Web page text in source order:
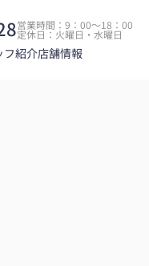
営業時間：9：00～18：00
定休日：火曜日・水曜日
フ紹介店舗情報